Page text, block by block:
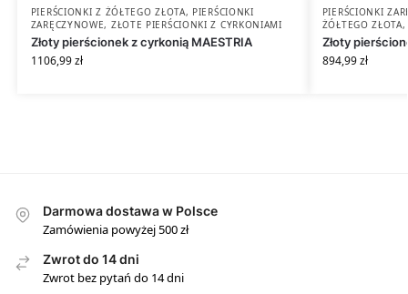
PIERŚCIONKI Z ŻÓŁTEGO ZŁOTA, PIERŚCIONKI
ZARĘCZYNOWE, ZŁOTE PIERŚCIONKI Z CYRKONIAMI
Złoty pierścionek z cyrkonią MAESTRIA
1106,99zł
PIERŚCIONKI
ŻÓŁTEGO ZŁOTA
Złoty
894,99zł
Darmowa dostawa w Polsce
Zamówienia powyżej 500 zł
Zwrot do 14 dni
Zwrot bez pytań do 14 dni